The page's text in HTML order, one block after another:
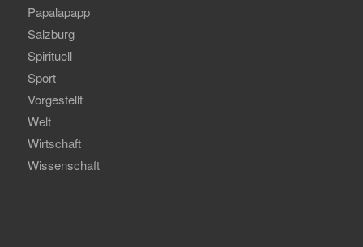
Papalapapp
Salzburg
Spirituell
Sport
Vorgestellt
Welt
Wirtschaft
Wissenschaft